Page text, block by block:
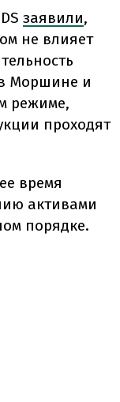
заявили,
не влияет
Моршине и
режиме,
проходят
время
активами
порядке.